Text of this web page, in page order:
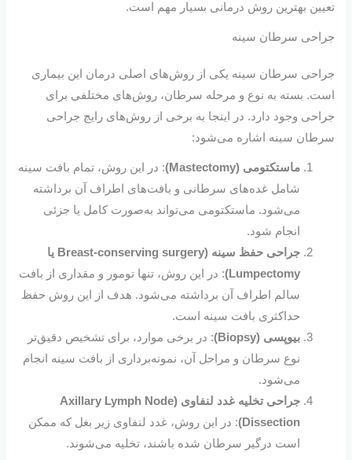
تعیین بهترین روش درمانی بسیار مهم است.
جراحی سرطان سینه
جراحی سرطان سینه یکی از روش‌های اصلی درمان این بیماری
است. بسته به نوع و مرحله سرطان، روش‌های مختلفی برای
جراحی وجود دارد. در اینجا به برخی از روش‌های رایج جراحی
سرطان سینه اشاره می‌شود:
ماستکتومی (Mastectomy)
: در این روش، تمام بافت سینه
شامل غده‌های سرطانی و بافت‌های اطراف آن برداشته
می‌شود. ماستکتومی می‌تواند به‌صورت کامل یا جزئی
انجام شود.
جراحی حفظ سینه (Breast-conserving surgery یا
Lumpectomy) : در این روش، تنها تومور و مقداری از بافت
سالم اطراف آن برداشته می‌شود. هدف از این روش حفظ
حداکثری بافت سینه است.
بیوپسی (Biopsy)
: در برخی موارد، برای تشخیص دقیق‌تر
نوع سرطان و مراحل آن، نمونه‌برداری از بافت سینه انجام
می‌شود.
جراحی تخلیه غدد لنفاوی (Axillary Lymph Node
Dissection) : در این روش، غدد لنفاوی زیر بغل که ممکن
است درگیر سرطان شده باشند، تخلیه می‌شوند.